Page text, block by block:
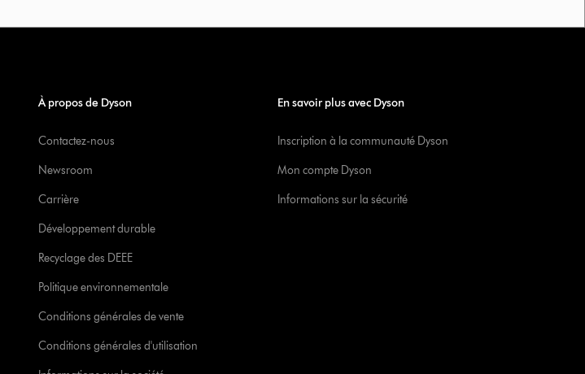
À propos de Dyson
Contactez-nous
Newsroom
Carrière
Développement durable
Recyclage des DEEE
Politique environnementale
Conditions générales de vente
Conditions générales d'utilisation
En savoir plus avec Dyson
Inscription à la communauté Dyson
Mon compte Dyson
Informations sur la sécurité